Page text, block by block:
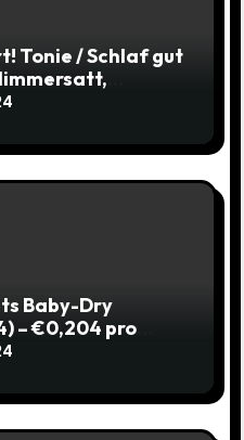
Tonie / Schlaf gut
3 / mit Coupon
Baby-Dry
– €0,204 pro
€38,39